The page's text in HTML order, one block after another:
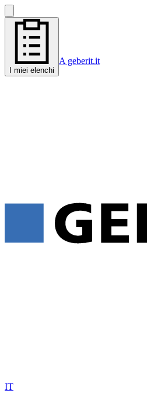
I miei elenchi
A geberit.it
IT